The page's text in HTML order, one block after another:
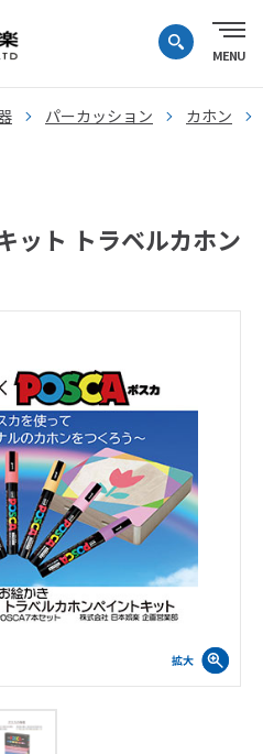
パーカッション カホン
ット トラベルカホン